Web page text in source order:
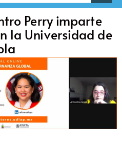
Perry imparte
la Universidad de